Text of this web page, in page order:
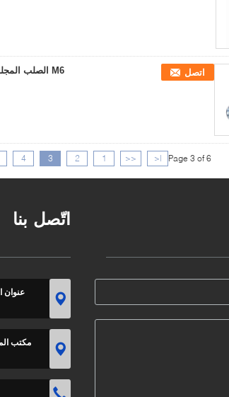
M6 الصلب المجلفن آلة المسمار للأثاث السحابة محرك عرافة مفتاح
اتصل
Page 3 of 6
|<
<<
1
2
3
4
اتّصل بنا
عنوان
مكتب